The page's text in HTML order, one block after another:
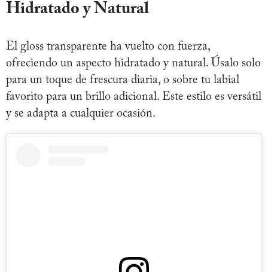
Hidratado y Natural
El gloss transparente ha vuelto con fuerza,
ofreciendo un aspecto hidratado y natural. Úsalo solo
para un toque de frescura diaria, o sobre tu labial
favorito para un brillo adicional. Este estilo es versátil
y se adapta a cualquier ocasión.